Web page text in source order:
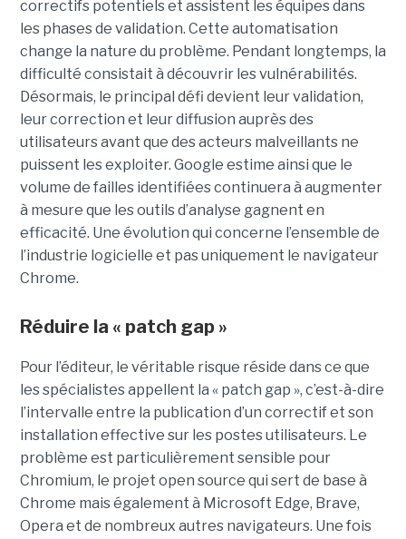
correctifs potentiels et assistent les équipes dans
les phases de validation. Cette automatisation
change la nature du problème. Pendant longtemps, la
difficulté consistait à découvrir les vulnérabilités.
Désormais, le principal défi devient leur validation,
leur correction et leur diffusion auprès des
utilisateurs avant que des acteurs malveillants ne
puissent les exploiter. Google estime ainsi que le
volume de failles identifiées continuera à augmenter
à mesure que les outils d’analyse gagnent en
efficacité. Une évolution qui concerne l’ensemble de
l’industrie logicielle et pas uniquement le navigateur
Chrome.
Réduire la « patch gap »
Pour l’éditeur, le véritable risque réside dans ce que
les spécialistes appellent la « patch gap », c’est-à-dire
l’intervalle entre la publication d’un correctif et son
installation effective sur les postes utilisateurs. Le
problème est particulièrement sensible pour
Chromium, le projet open source qui sert de base à
Chrome mais également à Microsoft Edge, Brave,
Opera et de nombreux autres navigateurs. Une fois